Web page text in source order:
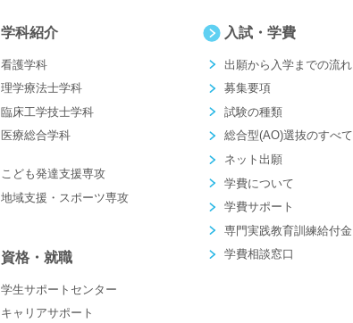
学科紹介
看護学科
理学療法士学科
臨床工学技士学科
医療総合学科
こども発達支援専攻
地域支援・スポーツ専攻
資格・就職
学生サポートセンター
キャリアサポート
入試・学費
出願から入学までの流れ
募集要項
試験の種類
総合型(AO)選抜のすべて
ネット出願
学費について
学費サポート
専門実践教育訓練給付金
学費相談窓口